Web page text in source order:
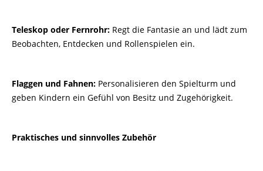
Teleskop oder Fernrohr: Regt die Fantasie an und lädt zum
Beobachten, Entdecken und Rollenspielen ein.
Flaggen und Fahnen: Personalisieren den Spielturm und
geben Kindern ein Gefühl von Besitz und Zugehörigkeit.
Praktisches und sinnvolles Zubehör